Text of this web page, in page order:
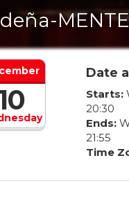
Date
Starts:
20:30
Ends:
21:55
Time